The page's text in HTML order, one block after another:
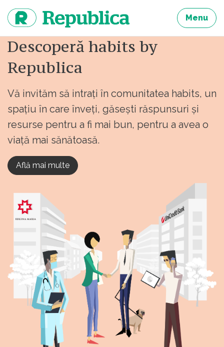
continut
Menu
Descoperă habits by
Republica
Vă invităm să intrați în comunitatea habits, un
spațiu în care înveți, găsești răspunsuri și
resurse pentru a fi mai bun, pentru a avea o
viață mai sănătoasă.
Află mai multe